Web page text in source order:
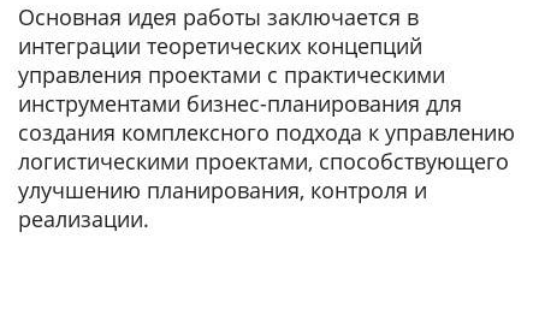
Основная идея работы заключается в
интеграции теоретических концепций
управления проектами с практическими
инструментами бизнес-планирования для
создания комплексного подхода к управлению
логистическими проектами, способствующего
улучшению планирования, контроля и
реализации.